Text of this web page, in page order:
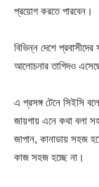
প্রয়োগ করতে পারবেন।
বিভিন্ন দেশে
আলোচনার তাগিদও
এ প্রসঙ্গ টেনে সিইসি
জায়গায় এনে কথা বলা
জাপান, কানাডায় সহজ
কাজ সহজ হচ্ছে না।